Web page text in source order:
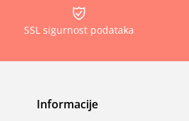
SSL sigurnost podataka
Informacije